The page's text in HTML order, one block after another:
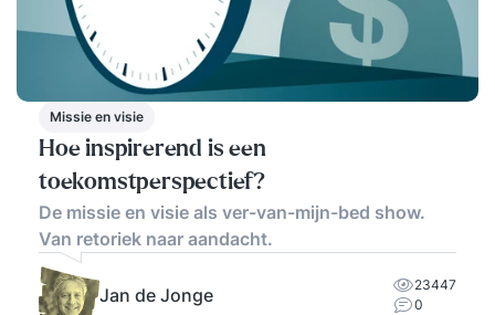
Missie en visie
Hoe inspirerend is een
toekomstperspectief?
De missie en visie als ver-van-mijn-bed show.
Van retoriek naar aandacht.
Jan de Jonge
23447
0